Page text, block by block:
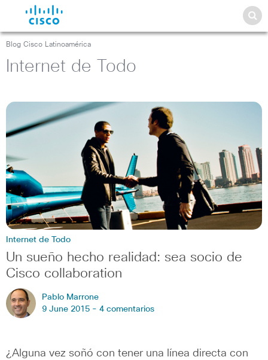
Blog Cisco Latinoamérica
Internet de Todo
Internet de Todo
Un sueño hecho realidad: sea socio de
Cisco collaboration
Pablo Marrone
9 June 2015 - 4 comentarios
¿Alguna vez soñó con tener una línea directa con